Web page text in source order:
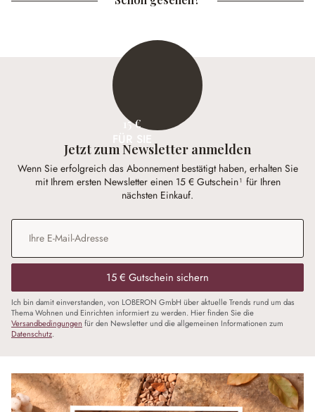
15 €
Jetzt zum Newsletter anmelden
Wenn Sie erfolgreich das Abonnement bestätigt haben, erhalten Sie
mit Ihrem ersten Newsletter einen 15 € Gutschein¹ für Ihren
nächsten Einkauf.
E-Mail-Adresse*
15 € Gutschein sichern
Ich bin damit einverstanden, von LOBERON GmbH über aktuelle Trends rund um das
Thema Wohnen und Einrichten informiert zu werden. Hier finden Sie die
Versandbedingungen für den Newsletter und die allgemeinen Informationen zum
Datenschutz.